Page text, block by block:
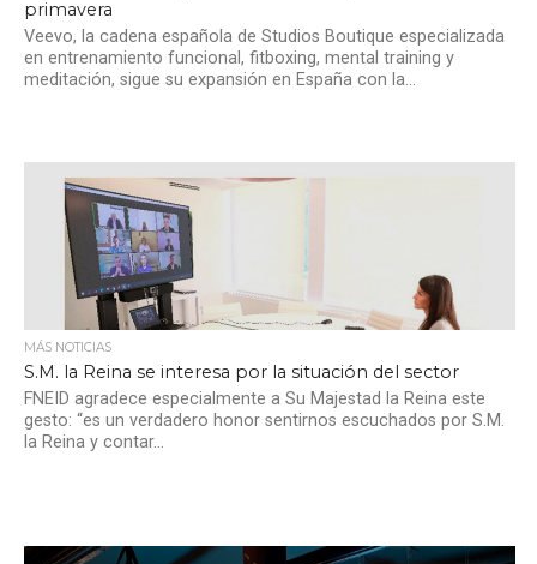
primavera
Veevo, la cadena española de Studios Boutique especializada
en entrenamiento funcional, fitboxing, mental training y
meditación, sigue su expansión en España con la...
MÁS NOTICIAS
S.M. la Reina se interesa por la situación del sector
FNEID agradece especialmente a Su Majestad la Reina este
gesto: “es un verdadero honor sentirnos escuchados por S.M.
la Reina y contar...